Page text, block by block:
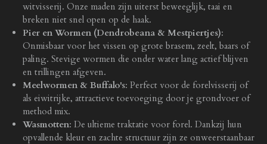
witvisserij. Onze maden zijn uiterst beweeglijk, taai en
breken niet snel open op de haak.
Pier en Wormen (Dendrobeana & Mestpiertjes):
Onmisbaar voor het vissen op grote brasem, zeelt, baars of
paling. Stevige wormen die onder water lang actief blijven
en trillingen afgeven.
Meelwormen & Buffalo's: Perfect voor de forelvisserij of
als eiwitrijke, attractieve toevoeging door je grondvoer of
method mix.
Wasmotten: De ultieme traktatie voor forel. Dankzij hun
opvallende kleur en zachte structuur zijn ze onweerstaanbaar